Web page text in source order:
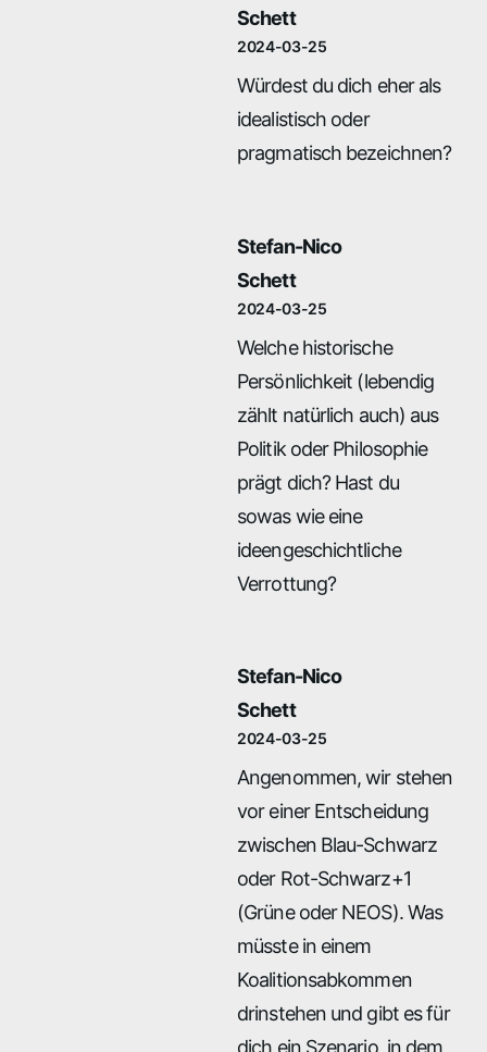
Schett
2024-03-25
Würdest du dich eher als
idealistisch oder
pragmatisch bezeichnen?
Stefan-Nico
Schett
2024-03-25
Welche historische
Persönlichkeit (lebendig
zählt natürlich auch) aus
Politik oder Philosophie
prägt dich? Hast du
sowas wie eine
ideengeschichtliche
Verrottung?
Stefan-Nico
Schett
2024-03-25
Angenommen, wir stehen
vor einer Entscheidung
zwischen Blau-Schwarz
oder Rot-Schwarz+1
(Grüne oder NEOS). Was
müsste in einem
Koalitionsabkommen
drinstehen und gibt es für